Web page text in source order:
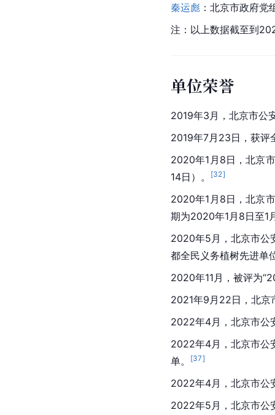
秦运彪 ：北京市政府
注：以上数据截至到
单位荣誉
2019年3月，北京市公
2019年7月23日，获评
2020年1月8日，北京
14日）。
[32]
2020年1月8日，北京
期为2020年1月8日至1
2020年5月，北京市公
都全民义务植树先进单
2020年11月，被评为
2021年9月22日，北京
2022年4月，北京市公
2022年4月，北京市公
单。
[37]
2022年4月，北京市公
2022年5月，北京市公